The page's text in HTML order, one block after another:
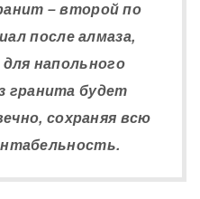
– второй по
после алмаза,
напольного
гранита будет
сохраняя всю